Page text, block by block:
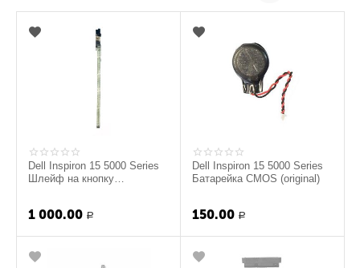
Dell Inspiron 15 5000 Series
Шлейф на кнопку
1 000.00 Р
Dell Inspiron 15 5000 Series
Батарейка CMOS (original)
150.00 Р